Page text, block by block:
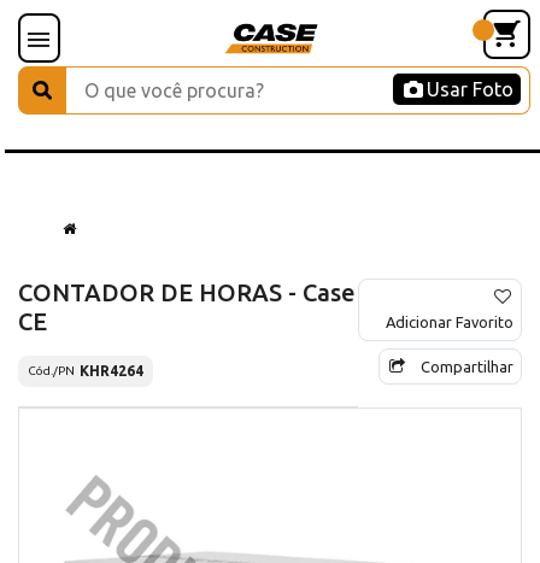
Usar Foto
CONTADOR DE HORAS - Case
CE
Cód./PN KHR4264
Adicionar Favorito
Compartilhar